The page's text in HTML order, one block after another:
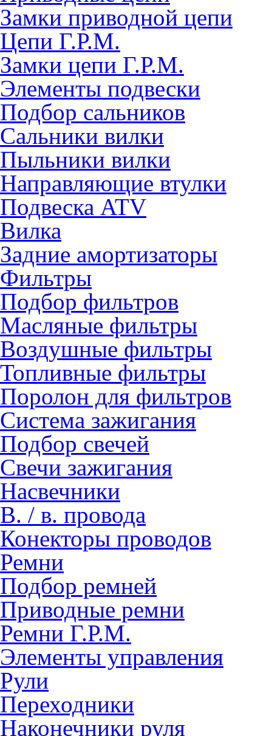
Замки приводной цепи
Цепи Г.Р.М.
Замки цепи Г.Р.М.
Элементы подвески
Подбор сальников
Сальники вилки
Пыльники вилки
Направляющие втулки
Подвеска ATV
Вилка
Задние амортизаторы
Фильтры
Подбор фильтров
Масляные фильтры
Воздушные фильтры
Топливные фильтры
Поролон для фильтров
Система зажигания
Подбор свечей
Свечи зажигания
Насвечники
В. / в. провода
Конекторы проводов
Ремни
Подбор ремней
Приводные ремни
Ремни Г.Р.М.
Элементы управления
Рули
Переходники
Наконечники руля